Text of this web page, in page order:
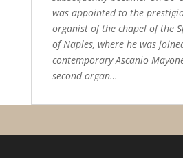
was appointed to the
organist of the chapel of the
of Naples, where he was
contemporary Ascanio
second organ…